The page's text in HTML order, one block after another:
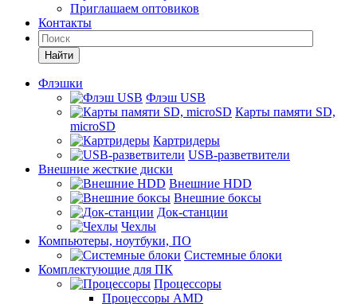
Приглашаем оптовиков
Контакты
Найти
Флэшки
Флэш USB
Карты памяти SD,
microSD
Картридеры
USB-разветвители
Внешние жесткие диски
Внешние HDD
Внешние боксы
Док-станции
Чехлы
Компьютеры, ноутбуки, ПО
Системные блоки
Комплектующие для ПК
Процессоры
Процессоры AMD